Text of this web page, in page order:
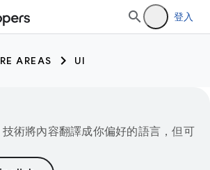
登入
AREAS UI
術將內容翻譯成你偏好的語言，但可